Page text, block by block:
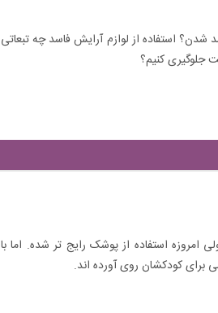
استفاده از لوازم آرایش فاسد چه تبعاتی
جلوگیری کنیم؟
امروزه استفاده از پوشک رایج تر شده. اما با
برای کودکشان روی آورده اند.